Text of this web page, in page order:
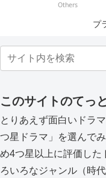
Others
プ
このサイトのてっ
とりあえず面白いドラ
つ星ドラマ」を選んで
め4つ星以上に評価した
ろいろなジャンル（時